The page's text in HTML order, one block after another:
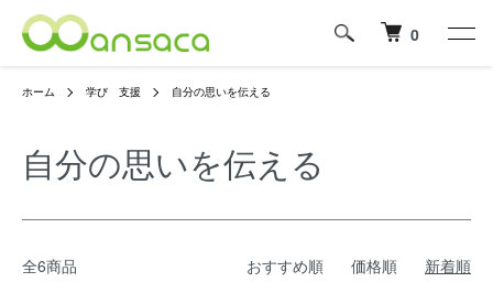
0
ホーム 学び 支援 自分の思いを伝える
自分の思いを伝える
全6商品 おすすめ順 価格順 新着順